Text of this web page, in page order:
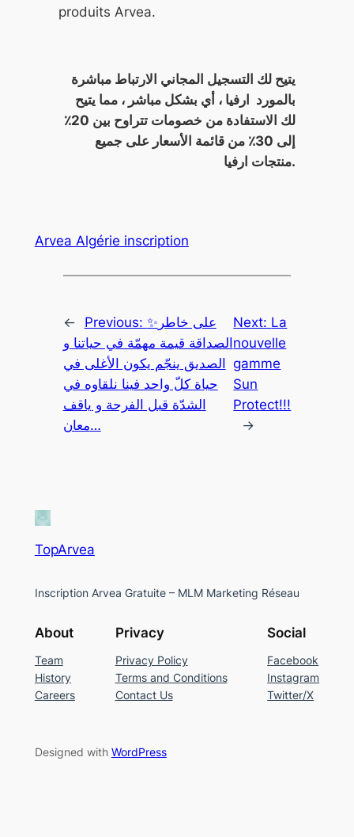
produits Arvea.
يتيح لك التسجيل المجاني الارتباط مباشرة
بالمورد ارفيا ، أي بشكل مباشر ، مما يتيح
لك الاستفادة من خصومات تتراوح بين 20٪
إلى 30٪ من قائمة الأسعار على جميع
منتجات ارفيا.
Arvea Algérie inscription
← Previous: ✨على خاطر
الصداقة قيمة مهمّة في حياتنا و
الصديق ينجّم يكون الأغلى في
حياة كلّ واحد فينا نلقاوه في
الشدّة قبل الفرحة و ياقف
معان…
Next: La
nouvelle
gamme
Sun
Protect!!!
→
TopArvea
Inscription Arvea Gratuite – MLM Marketing Réseau
About
Team
History
Careers
Privacy
Privacy Policy
Terms and Conditions
Contact Us
Social
Facebook
Instagram
Twitter/X
Designed with WordPress